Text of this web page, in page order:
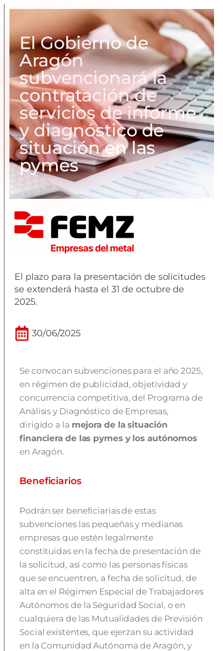
El Gobierno de
Aragón
subvencionará la
contratación de
servicios de informe
y diagnóstico de
situación en las
pymes
El plazo para la presentación de solicitudes
se extenderá hasta el 31 de octubre de
2025.
30/06/2025
Se convocan subvenciones para el año 2025,
en régimen de publicidad, objetividad y
concurrencia competitiva, del Programa de
Análisis y Diagnóstico de Empresas,
dirigido a la mejora de la situación
financiera de las pymes y los autónomos
en Aragón.
Beneficiarios
Podrán ser beneficiarias de estas
subvenciones las pequeñas y medianas
empresas que estén legalmente
constituidas en la fecha de presentación de
la solicitud, así como las personas físicas
que se encuentren, a fecha de solicitud, de
alta en el Régimen Especial de Trabajadores
Autónomos de la Seguridad Social, o en
cualquiera de las Mutualidades de Previsión
Social existentes, que ejerzan su actividad
en la Comunidad Autónoma de Aragón, y